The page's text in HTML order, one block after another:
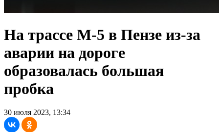
На трассе М-5 в Пензе из-за
аварии на дороге
образовалась большая
пробка
30 июля 2023, 13:34